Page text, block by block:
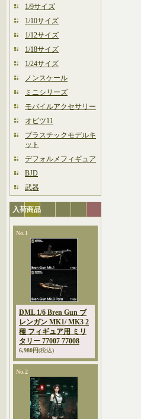
1/9サイズ
1/10サイズ
1/12サイズ
1/18サイズ
1/24サイズ
ノンスケール
ミニシリーズ
モバイルアクセサリー
オビツ11
プラスチックモデルキ
ット
デフォルメフィギュア
BJD
武器
入荷商品
No.1
DML 1/6 Bren Gun ブ
レンガン MK1/ MK3 2
種 フィギュア用 ミリ
タリー 77007 77008
6,980円(税込)
No.2